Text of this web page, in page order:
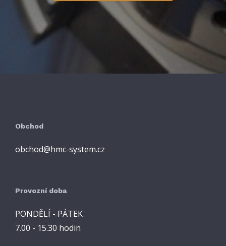
Obchod
obchod@hmc-system.cz
Provozní doba
PONDĚLÍ - PÁTEK
7.00 - 15.30 hodin